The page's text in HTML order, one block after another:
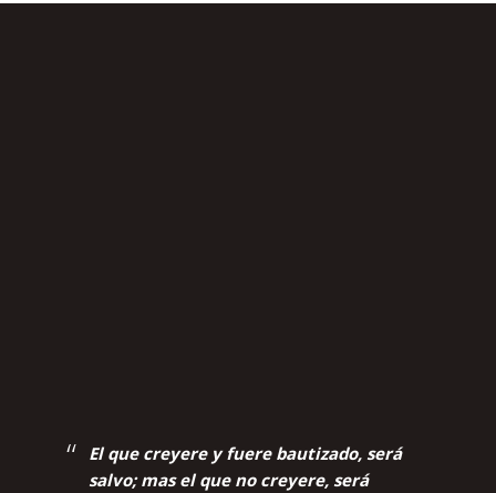
El que creyere y fuere bautizado, será
salvo; mas el que no creyere, será